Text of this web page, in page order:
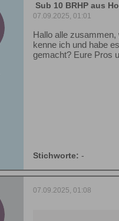
Sub 10 BRHP aus
07.09.2025, 01:01
Hallo alle
kenne ich und habe
gemacht? Eure Pros
Stichworte: -
07.09.2025, 01:08